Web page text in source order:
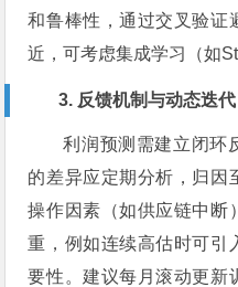
和鲁棒性，通过交叉验证
近，可考虑集成学习（如
3. 反馈机制与动态迭代
利润预测需建立闭环
的差异应定期分析，归因
操作因素（如供应链中断
重，例如连续高估时可引
要性。建议每月滚动更新